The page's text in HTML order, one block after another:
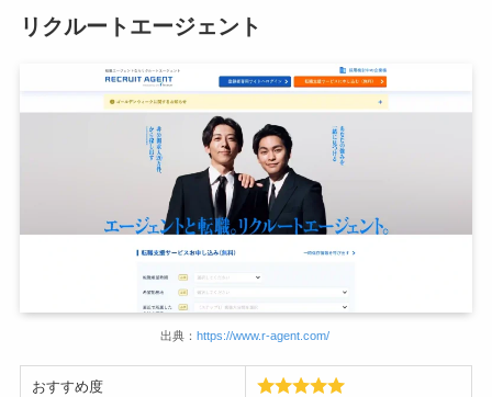
リクルートエージェント
出典： https://www.r-agent.com/
おすすめ度